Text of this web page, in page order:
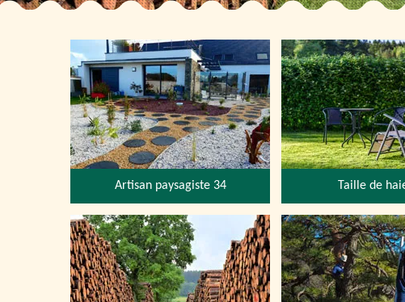
Artisan paysagiste 34 Taille de